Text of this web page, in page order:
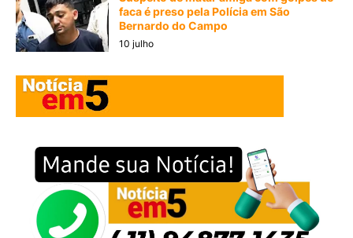
faca é preso pela Polícia em São
Bernardo do Campo
10 julho